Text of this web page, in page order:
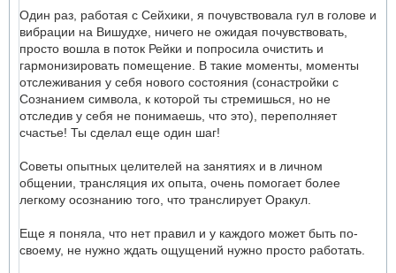
Один раз, работая с Сейхики, я почувствовала гул в голове и
вибрации на Вишудхе, ничего не ожидая почувствовать,
просто вошла в поток Рейки и попросила очистить и
гармонизировать помещение. В такие моменты, моменты
отслеживания у себя нового состояния (сонастройки с
Сознанием символа, к которой ты стремишься, но не
отследив у себя не понимаешь, что это), переполняет
счастье! Ты сделал еще один шаг!
Советы опытных целителей на занятиях и в личном
общении, трансляция их опыта, очень помогает более
легкому осознанию того, что транслирует Оракул.
Еще я поняла, что нет правил и у каждого может быть по-
своему, не нужно ждать ощущений нужно просто работать.